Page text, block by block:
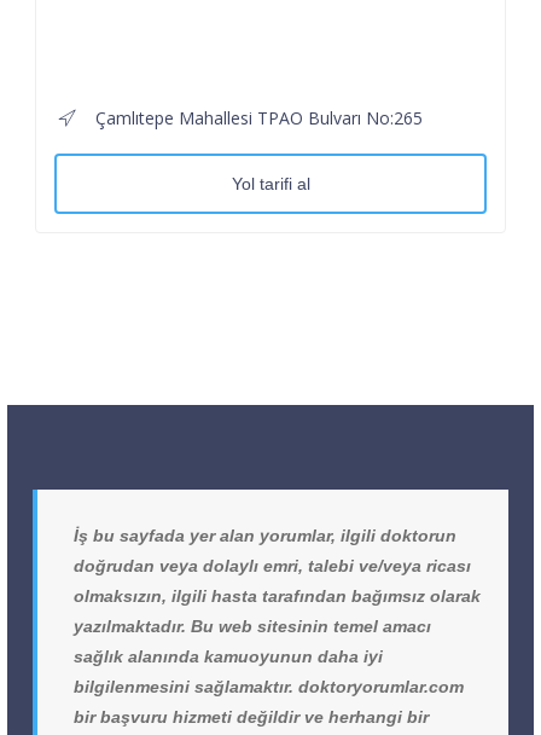
Çamlıtepe Mahallesi TPAO Bulvarı No:265
Yol tarifi al
İş bu sayfada yer alan yorumlar, ilgili doktorun
doğrudan veya dolaylı emri, talebi ve/veya ricası
olmaksızın, ilgili hasta tarafından bağımsız olarak
yazılmaktadır. Bu web sitesinin temel amacı
sağlık alanında kamuoyunun daha iyi
bilgilenmesini sağlamaktır. doktoryorumlar.com
bir başvuru hizmeti değildir ve herhangi bir